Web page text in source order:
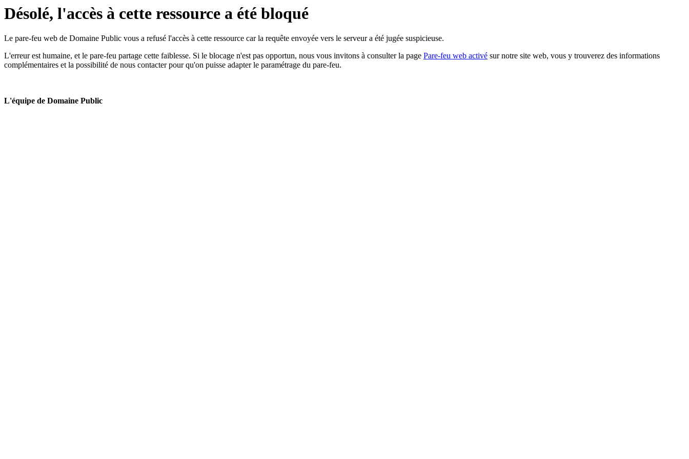
Désolé, l'accès à cette ressource a été bloqué
Le pare-feu web de Domaine Public vous a refusé l'accès à cette ressource car la requête envoyée vers le serveur a été jugée suspicieuse.
L'erreur est humaine, et le pare-feu partage cette faiblesse. Si le blocage n'est pas opportun, nous vous invitons à consulter la page Pare-feu web activé sur notre site web, vous y trouverez des informations
complémentaires et la possibilité de nous contacter pour qu'on puisse adapter le paramétrage du pare-feu.
L'équipe de Domaine Public